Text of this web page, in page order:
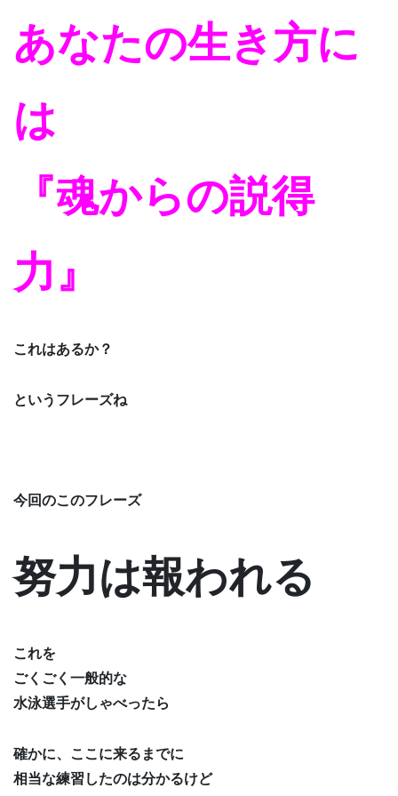
あなたの生き方に
は
『魂からの説得
力』
これはあるか？
というフレーズね
今回のこのフレーズ
努力は報われる
これを
ごくごく一般的な
水泳選手がしゃべったら
確かに、ここに来るまでに
相当な練習したのは分かるけど